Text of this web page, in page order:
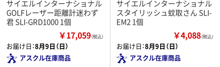
サイエルインターナショナル
GOLFレーザー距離計迷わず
君 SLI-GRD1000 1個
￥17,059（税込）
お届け日：8月9日（日）
アスクル在庫商品
サイエルインターナショナル
スタイリッシュ蚊取さん SLI-
EM2 1個
￥4,088（税込）
お届け日：8月9日（日）
アスクル在庫商品